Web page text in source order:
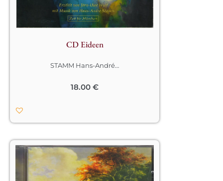
CD Eideen
STAMM Hans-André…
18.00 €
Musique de Gabriel Fauré –